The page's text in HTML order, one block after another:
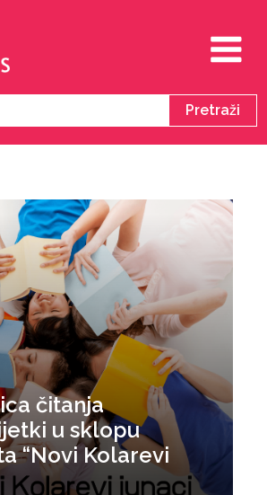
čitanja
u sklopu
“Novi Kolarevi